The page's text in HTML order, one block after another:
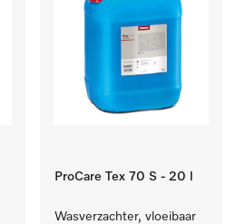
ProCare Tex 70 S - 20 l
Wasverzachter, vloeibaar